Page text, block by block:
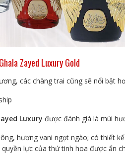
Zayed Luxury Gold
các chàng trai cũng sẽ nổi bật
Luxury được đánh giá là mùi
hương vani ngọt ngào; có thiết
lực của thứ tinh hoa được ẩn